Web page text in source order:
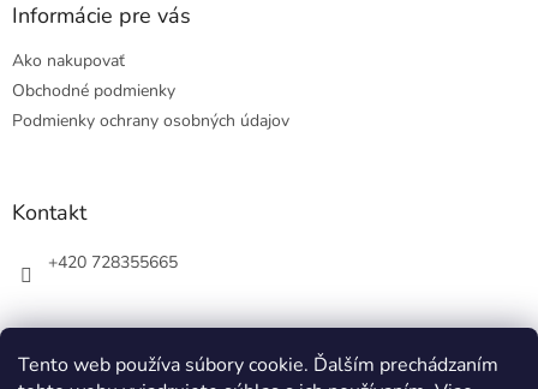
Tento web používa súbory cookie. Ďalším prechádzaním
Informácie pre vás
Ako nakupovať
Obchodné podmienky
Podmienky ochrany osobných údajov
Kontakt
+420 728355665